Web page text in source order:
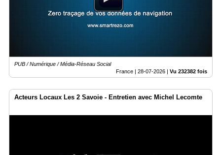
PUB / Numérique / Média-Réseau Social
France | 28-07-2026 | Vu 232382 fois
Acteurs Locaux Les 2 Savoie - Entretien avec Michel Lecomte